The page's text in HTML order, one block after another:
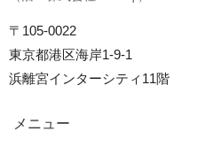
〒105-0022
東京都港区海岸1-9-1
浜離宮インターシティ11階
メニュー